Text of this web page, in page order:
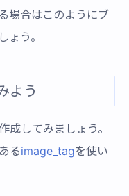
場合はこのようにブ
ょう。
よう
成してみましょう。
るimage_tagを使い